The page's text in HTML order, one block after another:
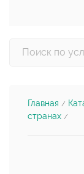
Главная /
странах /